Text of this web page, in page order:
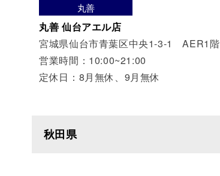
丸善
丸善 仙台アエル店
宮城県仙台市青葉区中央1-3-1 AER1階
営業時間：10:00~21:00
定休日：8月無休、9月無休
秋田県